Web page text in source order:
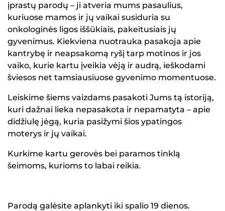
įprastų parodų – ji atveria mums pasaulius,
kuriuose mamos ir jų vaikai susiduria su
onkologinės ligos iššūkiais, pakeitusiais jų
gyvenimus. Kiekviena nuotrauka pasakoja apie
kantrybę ir neapsakomą ryšį tarp motinos ir jos
vaiko, kurie kartu įveikia vėją ir audrą, ieškodami
šviesos net tamsiausiuose gyvenimo momentuose.
Leiskime šiems vaizdams pasakoti Jums tą istoriją,
kuri dažnai lieka nepasakota ir nepamatyta – apie
didžiulę jėgą, kuria pasižymi šios ypatingos
moterys ir jų vaikai.
Kurkime kartu gerovės bei paramos tinklą
šeimoms, kurioms to labai reikia.
Parodą galėsite aplankyti iki spalio 19 dienos.